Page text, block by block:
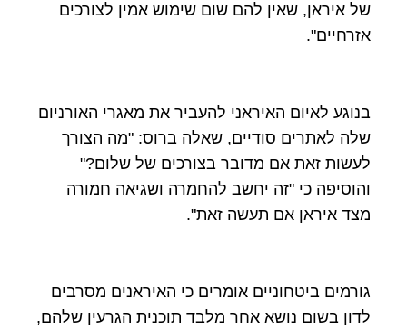
של איראן, שאין להם שום שימוש אמין לצורכים
אזרחיים".
בנוגע לאיום האיראני להעביר את מאגרי האורניום
שלה לאתרים סודיים, שאלה ברוס: "מה הצורך
לעשות זאת אם מדובר בצורכים של שלום?"
והוסיפה כי "זה יחשב להחמרה ושגיאה חמורה
מצד איראן אם תעשה זאת".
גורמים ביטחוניים אומרים כי האיראנים מסרבים
לדון בשום נושא אחר מלבד תוכנית הגרעין שלהם,